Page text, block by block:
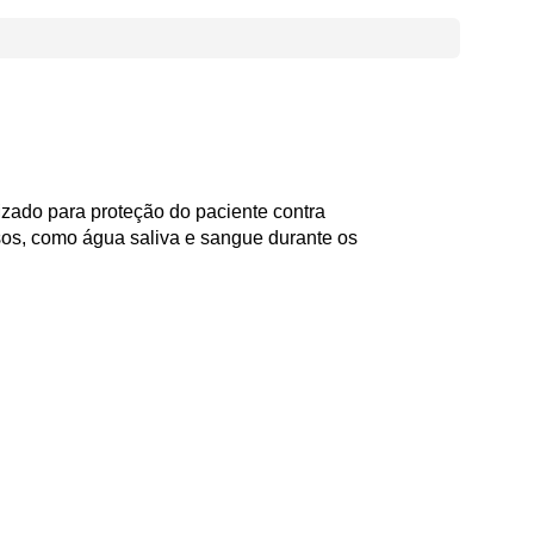
para proteção do paciente contra
como água saliva e sangue durante os